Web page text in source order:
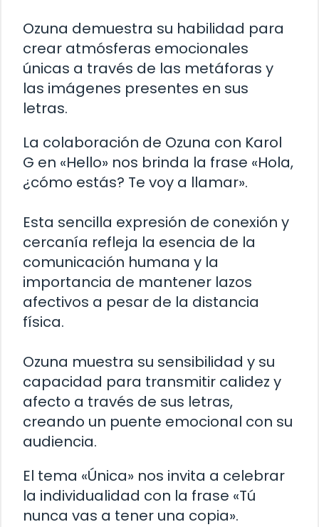
Ozuna demuestra su habilidad para
crear atmósferas emocionales
únicas a través de las metáforas y
las imágenes presentes en sus
letras.
La colaboración de Ozuna con Karol
G en «Hello» nos brinda la frase «Hola,
¿cómo estás? Te voy a llamar».
Esta sencilla expresión de conexión y
cercanía refleja la esencia de la
comunicación humana y la
importancia de mantener lazos
afectivos a pesar de la distancia
física.
Ozuna muestra su sensibilidad y su
capacidad para transmitir calidez y
afecto a través de sus letras,
creando un puente emocional con su
audiencia.
El tema «Única» nos invita a celebrar
la individualidad con la frase «Tú
nunca vas a tener una copia».